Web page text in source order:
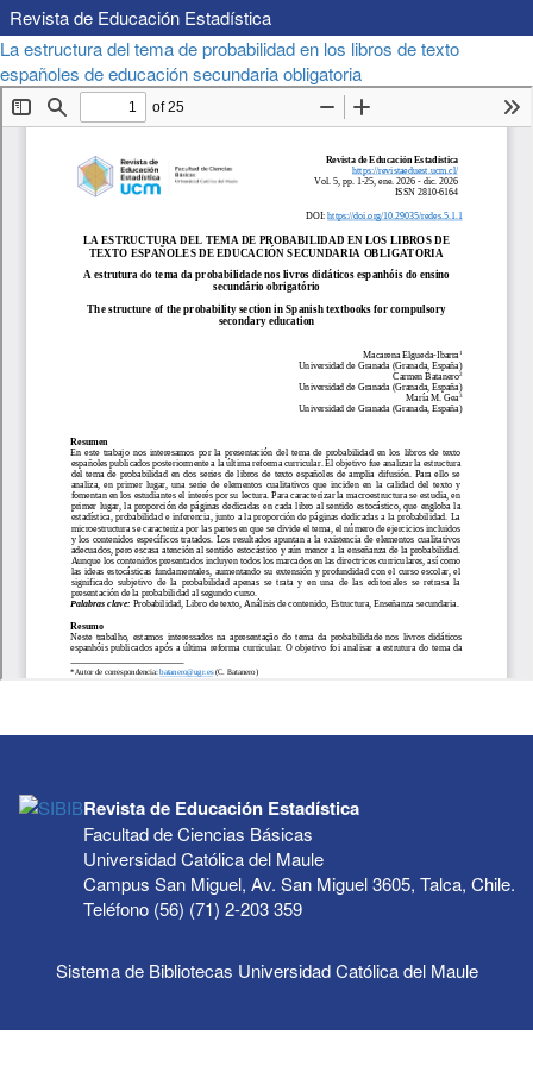
Revista de Educación Estadística
Volver
a
los
detalles
La estructura del tema de probabilidad en los libros de texto
españoles de educación secundaria obligatoria
Revista de Educación Estadística
Facultad de Ciencias Básicas
Universidad Católica del Maule
Campus San Miguel, Av. San Miguel 3605, Talca, Chile.
Teléfono (56) (71) 2-203 359
Sistema de Bibliotecas Universidad Católica del Maule